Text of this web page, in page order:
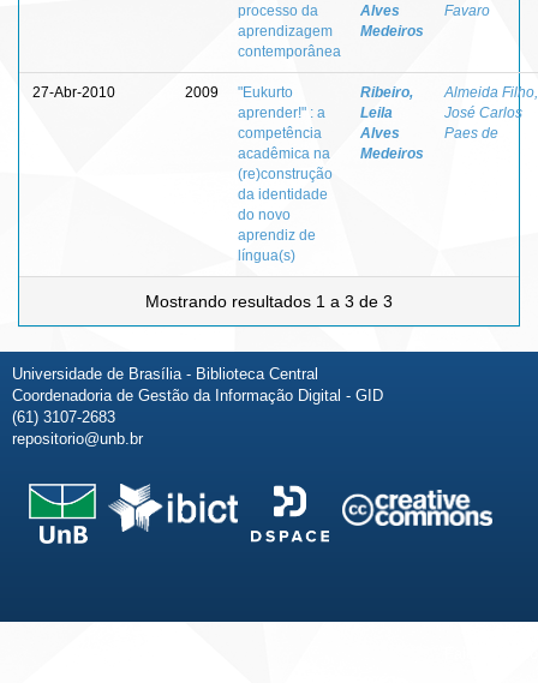
processo da
aprendizagem
contemporânea
Alves
Medeiros
Favaro
27-Abr-2010 2009
"Eukurto
aprender!" : a
competência
acadêmica na
(re)construção
da identidade
do novo
aprendiz de
língua(s)
Ribeiro,
Leila
Alves
Medeiros
Almeida Filho,
José Carlos
Paes de
Mostrando resultados 1 a 3 de 3
Universidade de Brasília - Biblioteca Central
Coordenadoria de Gestão da Informação Digital - GID
(61) 3107-2683
repositorio@unb.br